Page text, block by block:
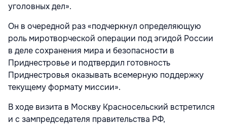
уголовных дел».
Он в очередной раз «подчеркнул определяющую
роль миротворческой операции под эгидой России
в деле сохранения мира и безопасности в
Приднестровье и подтвердил готовность
Приднестровья оказывать всемерную поддержку
текущему формату миссии».
В ходе визита в Москву Красносельский встретился
и с зампредседателя правительства РФ,